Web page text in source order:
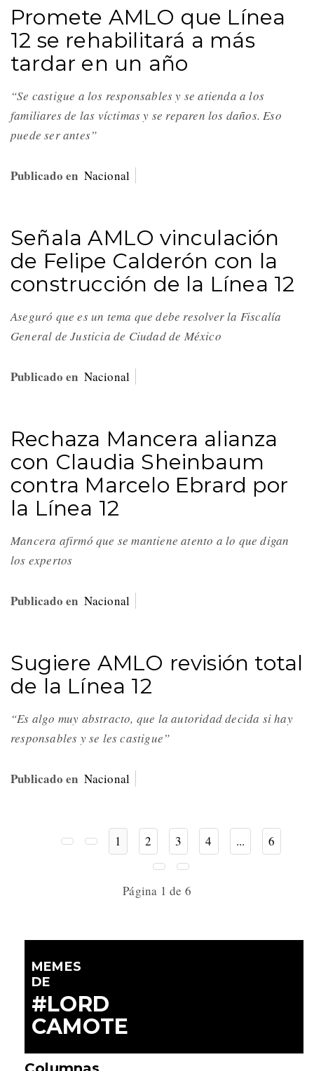
Promete AMLO que Línea
12 se rehabilitará a más
tardar en un año
“Se castigue a los responsables y se atienda a los
familiares de las víctimas y se reparen los daños. Eso
puede ser antes”
Publicado en Nacional
Señala AMLO vinculación
de Felipe Calderón con la
construcción de la Línea 12
Aseguró que es un tema que debe resolver la Fiscalía
General de Justicia de Ciudad de México
Publicado en Nacional
Rechaza Mancera alianza
con Claudia Sheinbaum
contra Marcelo Ebrard por
la Línea 12
Mancera afirmó que se mantiene atento a lo que digan
los expertos
Publicado en Nacional
Sugiere AMLO revisión total
de la Línea 12
“Es algo muy abstracto, que la autoridad decida si hay
responsables y se les castigue”
Publicado en Nacional
1 2 3 4 ... 6
Página 1 de 6
MEMES
DE
#LORD
CAMOTE